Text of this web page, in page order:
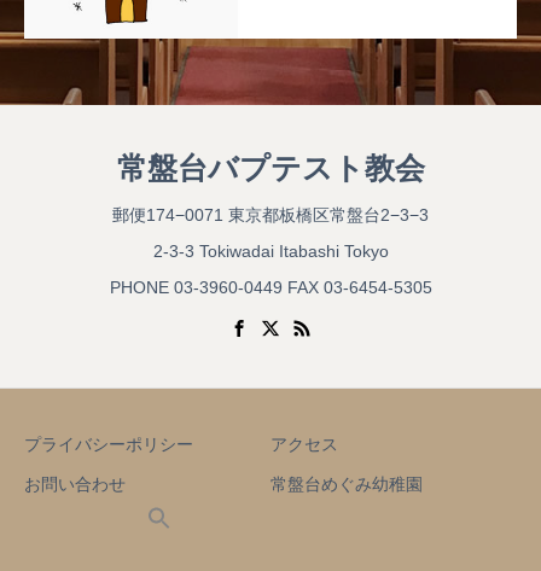
常盤台バプテスト教会
郵便174−0071 東京都板橋区常盤台2−3−3
2-3-3 Tokiwadai Itabashi Tokyo
PHONE 03-3960-0449 FAX 03-6454-5305
プライバシーポリシー アクセス
お問い合わせ 常盤台めぐみ幼稚園